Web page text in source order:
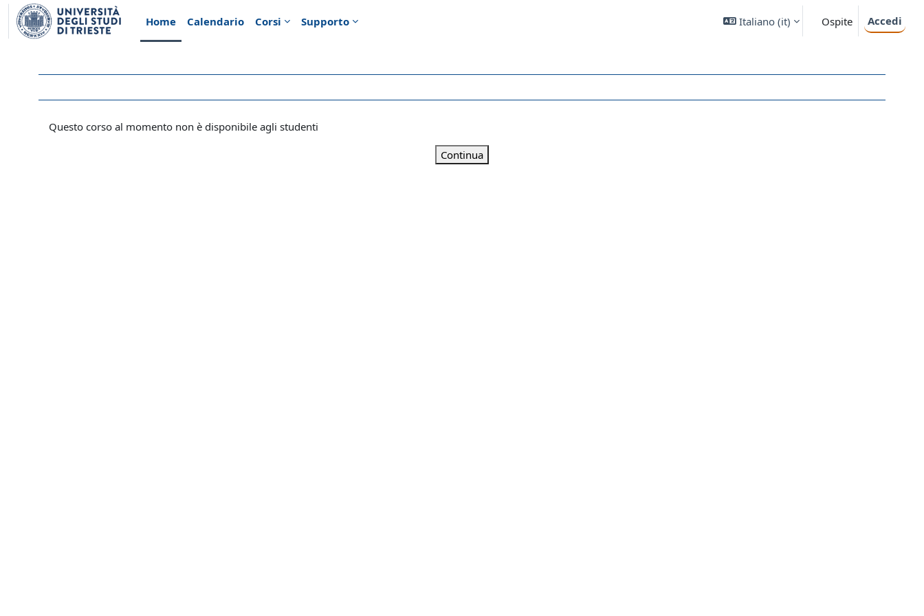
Vai al contenuto principale
Home
Calendario Corsi Supporto Italiano ‎(it)‎ Ospite Accedi
Questo corso al momento non è disponibile agli studenti
Continua